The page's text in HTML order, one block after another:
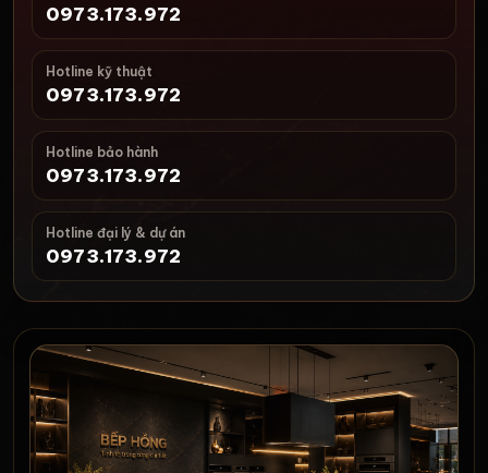
0973.173.972
Hotline kỹ thuật
0973.173.972
Hotline bảo hành
0973.173.972
Hotline đại lý & dự án
0973.173.972